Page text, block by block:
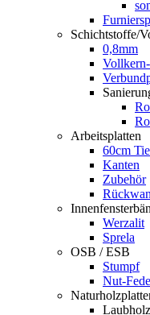
Schichtstoffe/
0,8mm
Arbeitsplatten
60cm
Kanten
Zubehör
Werzalit
Sprela
OSB / ESB
Stumpf
Nut-
Laubholz